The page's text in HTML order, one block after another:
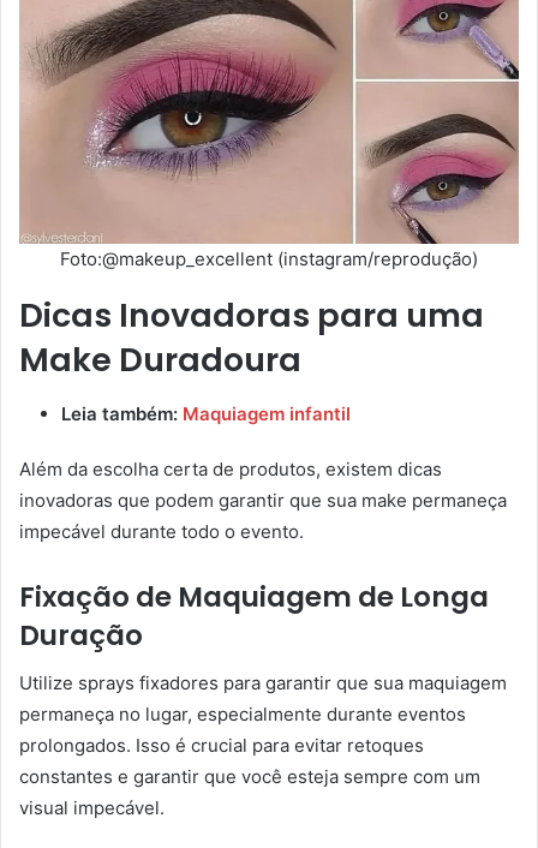
Foto:@makeup_excellent (instagram/reprodução)
Dicas Inovadoras para uma
Make Duradoura
Leia também: Maquiagem infantil
Além da escolha certa de produtos, existem dicas
inovadoras que podem garantir que sua make permaneça
impecável durante todo o evento.
Fixação de Maquiagem de Longa
Duração
Utilize sprays fixadores para garantir que sua maquiagem
permaneça no lugar, especialmente durante eventos
prolongados. Isso é crucial para evitar retoques
constantes e garantir que você esteja sempre com um
visual impecável.